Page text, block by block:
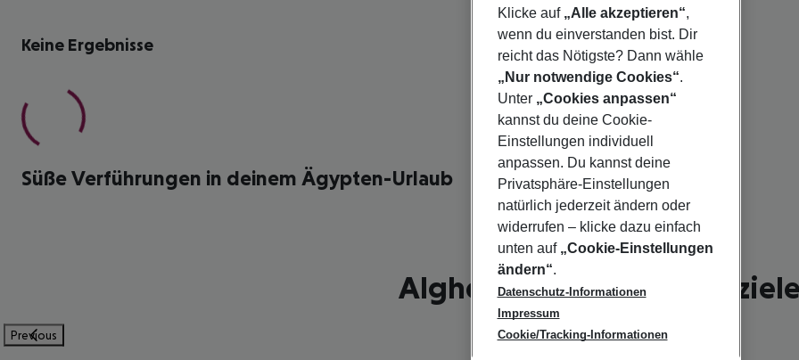
Keine Ergebnisse
Süße Verführungen in deinem Ägypten-Urlaub
Alghero - schönste Reiseziele
Previous
Klicke auf „Alle akzeptieren“,
wenn du einverstanden bist. Dir
reicht das Nötigste? Dann wähle
„Nur notwendige Cookies“.
Unter „Cookies anpassen“
kannst du deine Cookie-
Einstellungen individuell
anpassen. Du kannst deine
Privatsphäre-Einstellungen
natürlich jederzeit ändern oder
widerrufen – klicke dazu einfach
unten auf „Cookie-Einstellungen
ändern“.
Datenschutz-Informationen
Impressum
Cookie/Tracking-Informationen